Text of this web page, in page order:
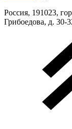
Россия, 191023,
Грибоедова, д. 30-